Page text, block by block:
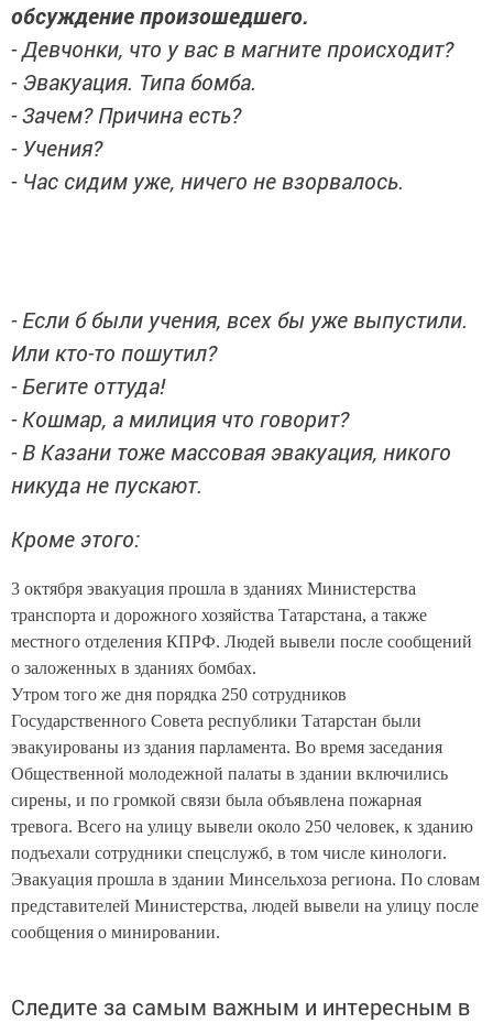
обсуждение произошедшего.
- Девчонки, что у вас в магните происходит?
- Эвакуация. Типа бомба.
- Зачем? Причина есть?
- Учения?
- Час сидим уже, ничего не взорвалось.
- Если б были учения, всех бы уже выпустили.
Или кто-то пошутил?
- Бегите оттуда!
- Кошмар, а милиция что говорит?
- В Казани тоже массовая эвакуация, никого
никуда не пускают.
Кроме этого:
3 октября эвакуация прошла в зданиях Министерства
транспорта и дорожного хозяйства Татарстана, а также
местного отделения КПРФ. Людей вывели после сообщений
о заложенных в зданиях бомбах.
Утром того же дня порядка 250 сотрудников
Государственного Совета республики Татарстан были
эвакуированы из здания парламента. Во время заседания
Общественной молодежной палаты в здании включились
сирены, и по громкой связи была объявлена пожарная
тревога. Всего на улицу вывели около 250 человек, к зданию
подъехали сотрудники спецслужб, в том числе кинологи.
Эвакуация прошла в здании Минсельхоза региона. По словам
представителей Министерства, людей вывели на улицу после
сообщения о минировании.
Следите за самым важным и интересным в